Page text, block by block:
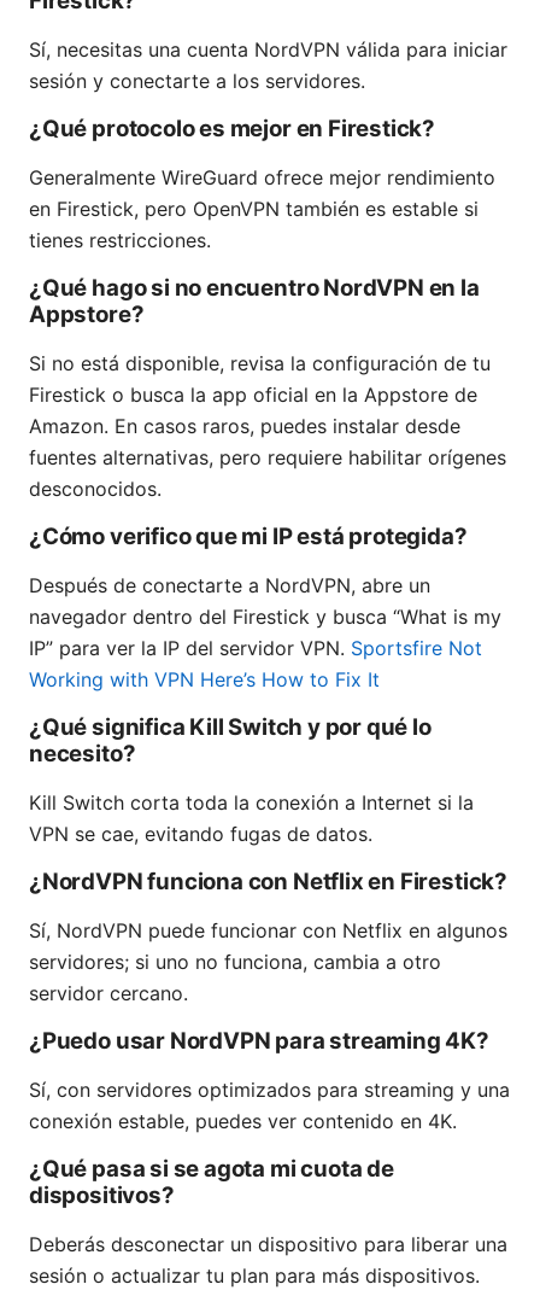
Sí, necesitas una cuenta NordVPN válida para iniciar
sesión y conectarte a los servidores.
¿Qué protocolo es mejor en Firestick?
Generalmente WireGuard ofrece mejor rendimiento
en Firestick, pero OpenVPN también es estable si
tienes restricciones.
¿Qué hago si no encuentro NordVPN en la
Appstore?
Si no está disponible, revisa la configuración de tu
Firestick o busca la app oficial en la Appstore de
Amazon. En casos raros, puedes instalar desde
fuentes alternativas, pero requiere habilitar orígenes
desconocidos.
¿Cómo verifico que mi IP está protegida?
Después de conectarte a NordVPN, abre un
navegador dentro del Firestick y busca “What is my
IP” para ver la IP del servidor VPN. Sportsfire Not
Working with VPN Here’s How to Fix It
¿Qué significa Kill Switch y por qué lo
necesito?
Kill Switch corta toda la conexión a Internet si la
VPN se cae, evitando fugas de datos.
¿NordVPN funciona con Netflix en Firestick?
Sí, NordVPN puede funcionar con Netflix en algunos
servidores; si uno no funciona, cambia a otro
servidor cercano.
¿Puedo usar NordVPN para streaming 4K?
Sí, con servidores optimizados para streaming y una
conexión estable, puedes ver contenido en 4K.
¿Qué pasa si se agota mi cuota de
dispositivos?
Deberás desconectar un dispositivo para liberar una
sesión o actualizar tu plan para más dispositivos.